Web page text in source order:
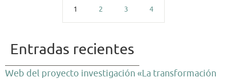
1 2 3 4
Entradas recientes
Web del proyecto investigación «La transformación